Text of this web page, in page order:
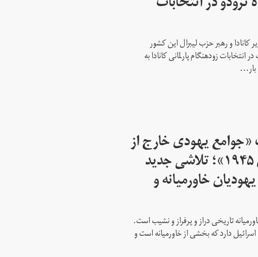
و رهبر حزب لیبرال این کشور
زود‌هنگام پارلمانی کانادا به
یهودی خارج از
اسرائیل از سال ۱۹۴۵»؛ تلاشی جدید
خاورمیانه و
تاریخی دراز و پرفراز و نشیب است.
دارد که بخشی از خاورمیانه است و